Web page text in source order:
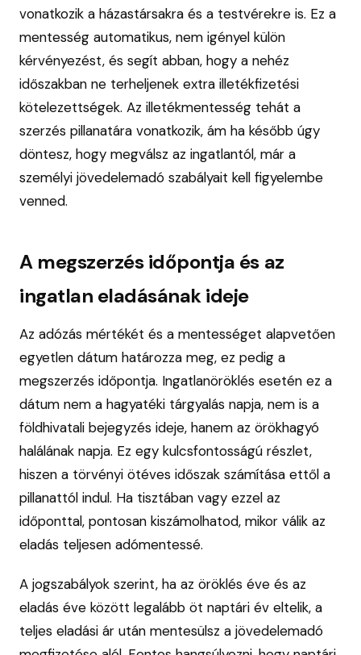
vonatkozik a házastársakra és a testvérekre is. Ez a
mentesség automatikus, nem igényel külön
kérvényezést, és segít abban, hogy a nehéz
időszakban ne terheljenek extra illetékfizetési
kötelezettségek. Az illetékmentesség tehát a
szerzés pillanatára vonatkozik, ám ha később úgy
döntesz, hogy megválsz az ingatlantól, már a
személyi jövedelemadó szabályait kell figyelembe
venned.
A megszerzés időpontja és az
ingatlan eladásának ideje
Az adózás mértékét és a mentességet alapvetően
egyetlen dátum határozza meg, ez pedig a
megszerzés időpontja. Ingatlanöröklés esetén ez a
dátum nem a hagyatéki tárgyalás napja, nem is a
földhivatali bejegyzés ideje, hanem az örökhagyó
halálának napja. Ez egy kulcsfontosságú részlet,
hiszen a törvényi ötéves időszak számítása ettől a
pillanattól indul. Ha tisztában vagy ezzel az
időponttal, pontosan kiszámolhatod, mikor válik az
eladás teljesen adómentessé.
A jogszabályok szerint, ha az öröklés éve és az
eladás éve között legalább öt naptári év eltelik, a
teljes eladási ár után mentesülsz a jövedelemadó